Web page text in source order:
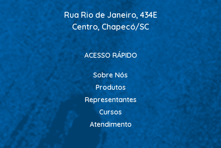
Rua Rio de Janeiro, 434E
Centro, Chapecó/SC
ACESSO RÁPIDO
Sobre Nós
Produtos
Representantes
Cursos
Atendimento